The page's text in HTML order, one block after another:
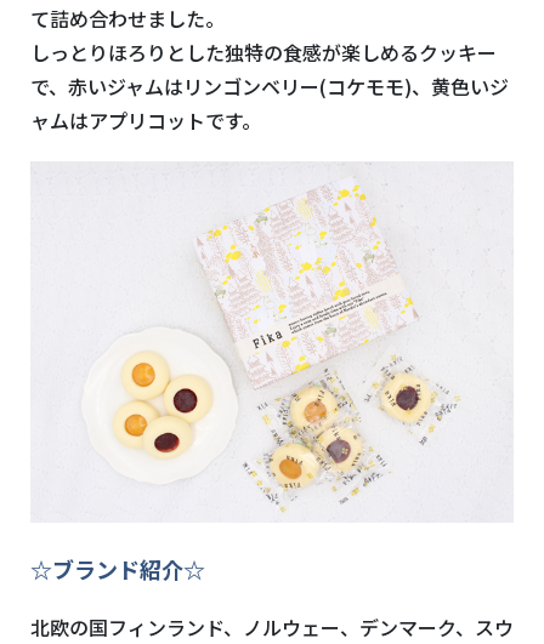
て詰め合わせました。
しっとりほろりとした独特の食感が楽しめるクッキー
で、赤いジャムはリンゴンベリー(コケモモ)、黄色いジ
ャムはアプリコットです。
☆ブランド紹介☆
北欧の国フィンランド、ノルウェー、デンマーク、スウ